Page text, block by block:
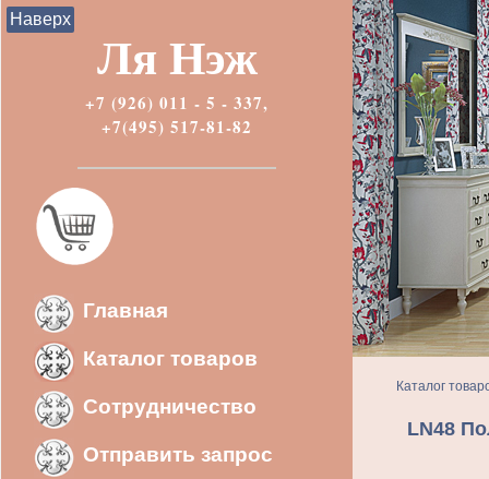
Ля Нэж
+7 (926) 011 - 5 - 337,
+7(495) 517-81-82
Главная
Каталог товаров
Сотрудничество
Отправить запрос
Каталог
LN48
Наверх